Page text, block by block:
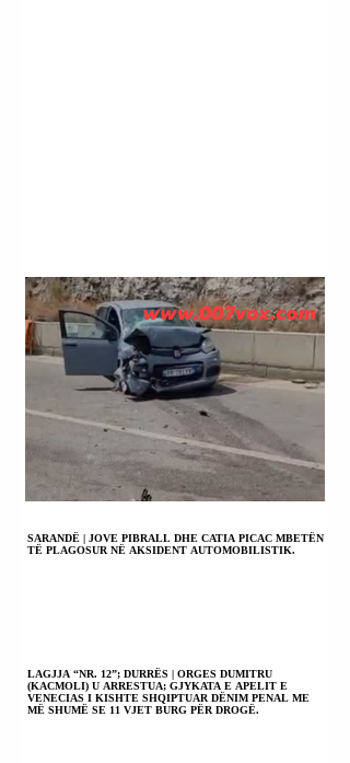
SARANDË | JOVE PIBRALL DHE CATIA PICAC MBETËN
TË PLAGOSUR NË AKSIDENT AUTOMOBILISTIK.
LAGJJA “NR. 12”; DURRËS | ORGES DUMITRU
(KACMOLI) U ARRESTUA; GJYKATA E APELIT E
VENECIAS I KISHTE SHQIPTUAR DËNIM PENAL ME
MË SHUMË SE 11 VJET BURG PËR DROGË.